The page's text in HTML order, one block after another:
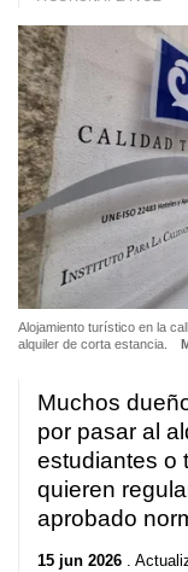
Alojamiento turístico en la
alquiler de corta estancia.
Muchos
por pasar al
estudiantes o
quieren
aprobado
15 jun 2026 .